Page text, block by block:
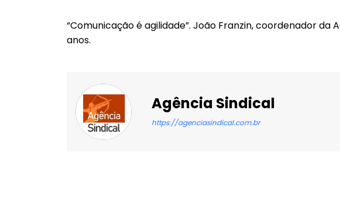
“Comunicação é agilidade”. João Franzin, coordenador da
anos.
Agência Sindical
https://agenciasindical.com.br